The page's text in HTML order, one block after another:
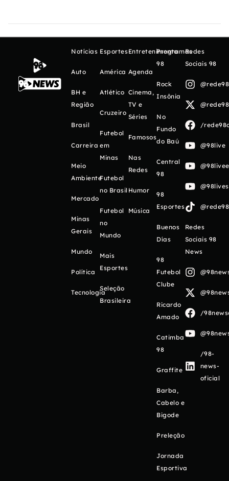
Notícias
Auto
BH e
Região
Brasil
Carreira
Meio
Ambiente
Mercado
Minas
Gerais
Mundo
Política
Tecnologia
Esportes
América
Atlético
Cruzeiro
Futebol
em
Minas
Futebol
no Brasil
Futebol
no
Mundo
Mais
Esportes
Seleção
Brasileira
Entretenimento
Agenda
Cinema,
TV e
Séries
Famosos
Nas
Redes
Humor
Música
Programas
98
Rock
Insônia
No
Fundo
do Baú
Central
98
98
Esportes
Buenos
Días
98
Futebol
Clube
Ricardo
Amado
Catimba
98
Graffite
Barba,
Cabelo e
Bigode
Preleção
Jornada
Esportiva
Redes
Sociais 98
/
@98live
Redes
Sociais 98
News
/
/98-
news-
oficial